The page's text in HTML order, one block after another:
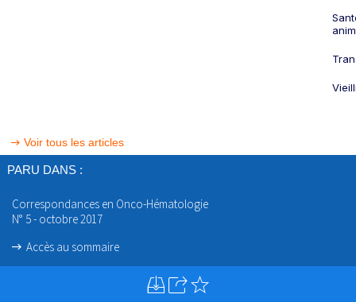
Voir tous les articles
PARU DANS :
Correspondances en Onco-Hématologie
N° 5 - octobre 2017
Accès au sommaire